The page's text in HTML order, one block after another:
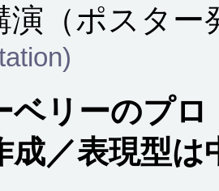
演（ポスタ
ベリーのプ
成／表現型は